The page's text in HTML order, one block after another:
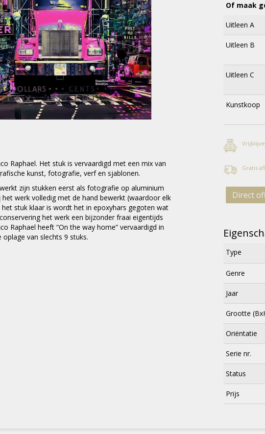
Raphael. Het stuk is vervaardigd met een mix van
kunst, fotografie, verf en sjablonen.
zijn stukken eerst als fotografie op aluminium
werk volledig met de hand bewerkt (waardoor elk
het stuk klaar is wordt het in epoxyhars gegoten wat
het werk een bijzonder fraai eigentijds
Raphael heeft “On the way home” vervaardigd in
oplage van slechts 9 stuks.
Of maak
Uitleen A
Uitleen B
Uitleen C
Kunstkoop
Gratis
Direct
Type
Genre
Jaar
Grootte
Oriëntatie
Serie nr.
Status
Prijs